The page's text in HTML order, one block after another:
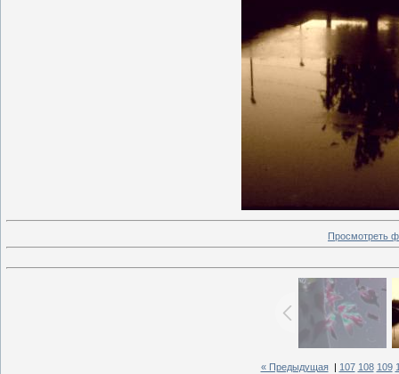
Просмотреть
« Предыдущая| 107 108 109